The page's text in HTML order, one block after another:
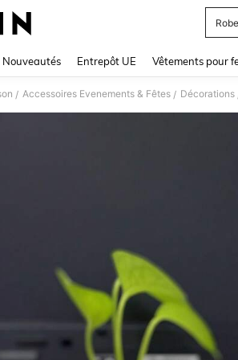
Nouveautés Entrepôt UE Vêtements pour
/ Accessoires Evenements & Fêtes / Décorations